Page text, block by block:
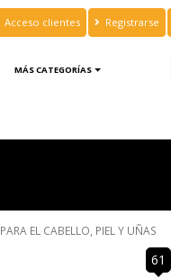
Acceso clientes Registrarse
MÁS CATEGORÍAS
PARA EL CABELLO, PIEL Y UÑAS
61